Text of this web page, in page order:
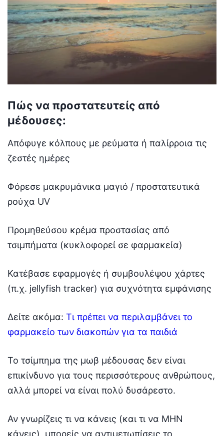
Πώς να προστατευτείς από
μέδουσες:
Απόφυγε κόλπους με ρεύματα ή παλίρροια τις
ζεστές ημέρες
Φόρεσε μακρυμάνικα μαγιό / προστατευτικά
ρούχα UV
Προμηθεύσου κρέμα προστασίας από
τσιμπήματα (κυκλοφορεί σε φαρμακεία)
Κατέβασε εφαρμογές ή συμβουλέψου χάρτες
(π.χ. jellyfish tracker) για συχνότητα εμφάνισης
Δείτε ακόμα: Τι πρέπει να περιλαμβάνει το
φαρμακείο των διακοπών για τα παιδιά
Το τσίμπημα της μωβ μέδουσας δεν είναι
επικίνδυνο για τους περισσότερους ανθρώπους,
αλλά μπορεί να είναι πολύ δυσάρεστο.
Αν γνωρίζεις τι να κάνεις (και τι να ΜΗΝ
κάνεις), μπορείς να αντιμετωπίσεις το